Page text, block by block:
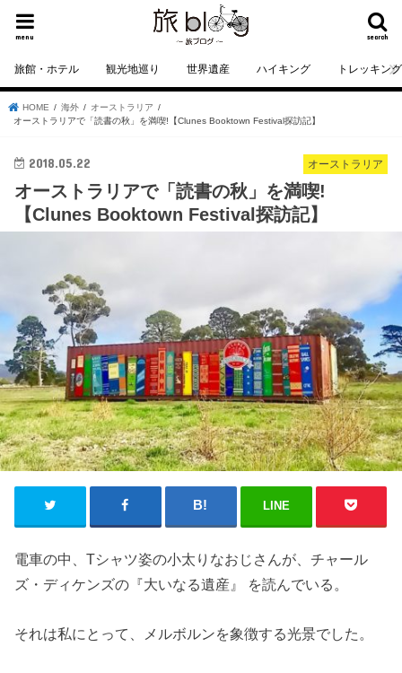
search
menu
旅館・ホテル 観光地巡り 世界遺産 ハイキング トレッキング
HOME 海外
オーストラリア
オーストラリアで「読書の秋」を満喫!【Clunes Booktown Festival探訪記】
オーストラリア
2018.05.22
オーストラリアで「読書の秋」を満喫!
【Clunes Booktown Festival探訪記】
LINE
電車の中、Tシャツ姿の小太りなおじさんが、チャール
ズ・ディケンズの『大いなる遺産』 を読んでいる。
それは私にとって、メルボルンを象徴する光景でした。